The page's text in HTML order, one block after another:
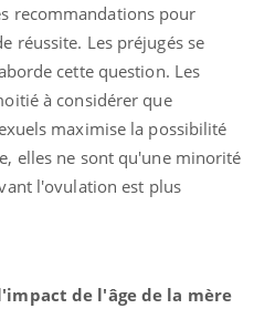
recommandations pour
réussite. Les préjugés se
cette question. Les
à considérer que
maximise la possibilité
elles ne sont qu'une minorité
l'ovulation est plus
de l'âge de la mère